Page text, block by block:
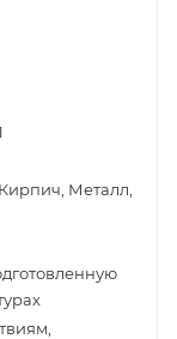
Металл,